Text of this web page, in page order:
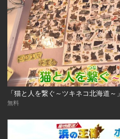
「猫と人を繋ぐ～ツキネコ北海道～」
無料